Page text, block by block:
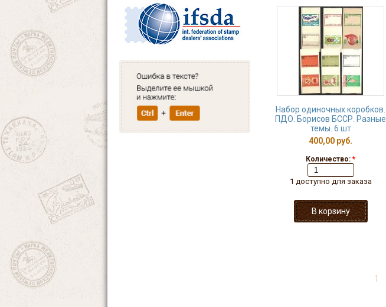
Набор одиночных коробков.
ПДО. Борисов БССР. Разные
темы. 6 шт
400,00 руб.
Количество: *
1 доступно для заказа
1